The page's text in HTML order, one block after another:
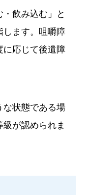
飲み込む」と
します。咀嚼障
に応じて後遺障
な状態である場
が認められま